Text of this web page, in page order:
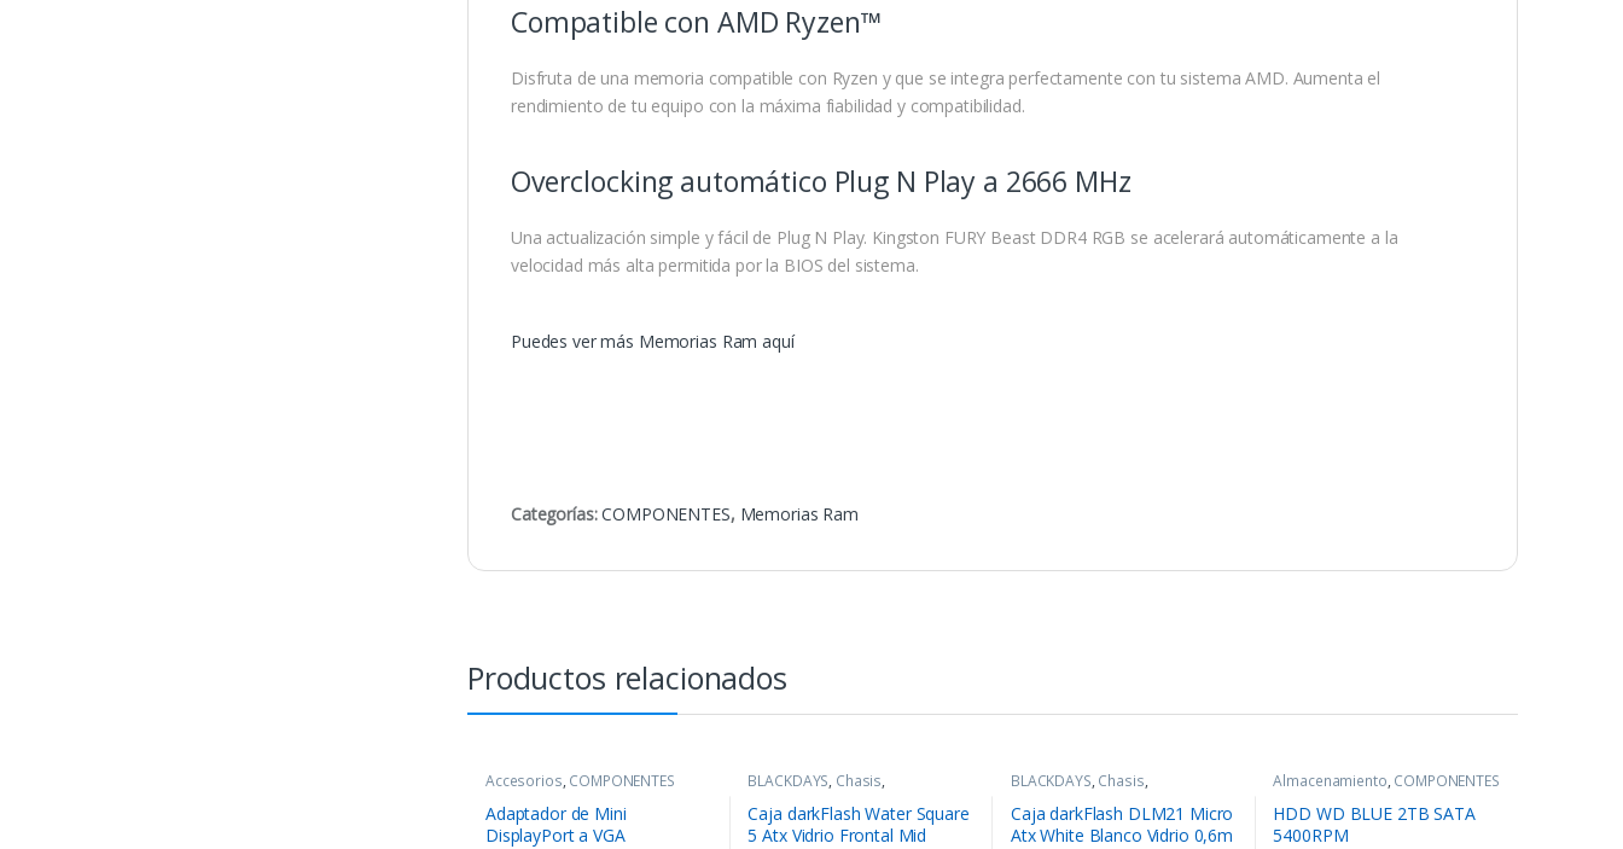
Compatible con AMD Ryzen™
Disfruta de una memoria compatible con Ryzen y que se integra perfectamente con tu sistema AMD. Aumenta el
rendimiento de tu equipo con la máxima fiabilidad y compatibilidad.
Overclocking automático Plug N Play a 2666 MHz
Una actualización simple y fácil de Plug N Play. Kingston FURY Beast DDR4 RGB se acelerará automáticamente a la
velocidad más alta permitida por la BIOS del sistema.
Puedes ver más Memorias Ram aquí
Categorías:COMPONENTES, Memorias Ram
Productos relacionados
Accesorios, COMPONENTES
Adaptador de Mini
DisplayPort a VGA
BLACKDAYS, Chasis,
COMPONENTES
Caja darkFlash Water Square
5 Atx Vidrio Frontal Mid
BLACKDAYS, Chasis,
COMPONENTES
Caja darkFlash DLM21 Micro
Atx White Blanco Vidrio 0,6m
Almacenamiento, COMPONENTES
HDD WD BLUE 2TB SATA
5400RPM